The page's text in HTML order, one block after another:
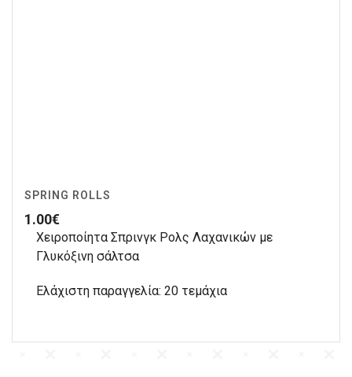
SPRING ROLLS
1.00€
Χειροποίητα Σπρινγκ Ρολς Λαχανικών με
Γλυκόξινη σάλτσα
Ελάχιστη παραγγελία: 20 τεμάχια